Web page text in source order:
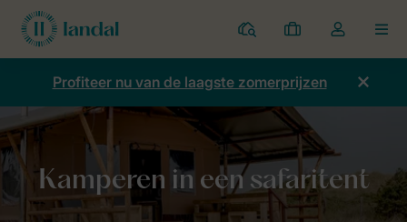
Parken
Mijn
boekingen
Open
de
dropdown
Profiteer nu van de laagste zomerprijzen